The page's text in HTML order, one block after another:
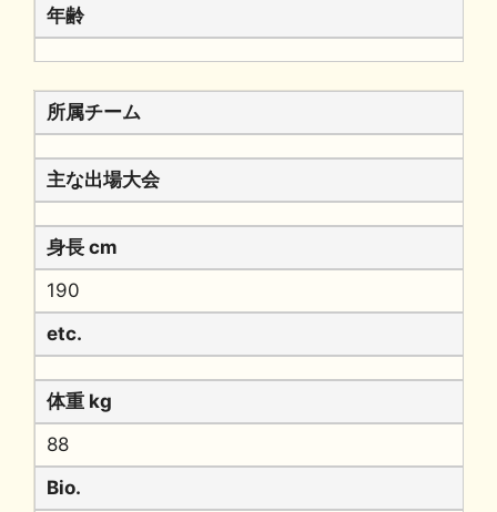
年齢
所属チーム
主な出場大会
身長 cm
190
etc.
体重 kg
88
Bio.